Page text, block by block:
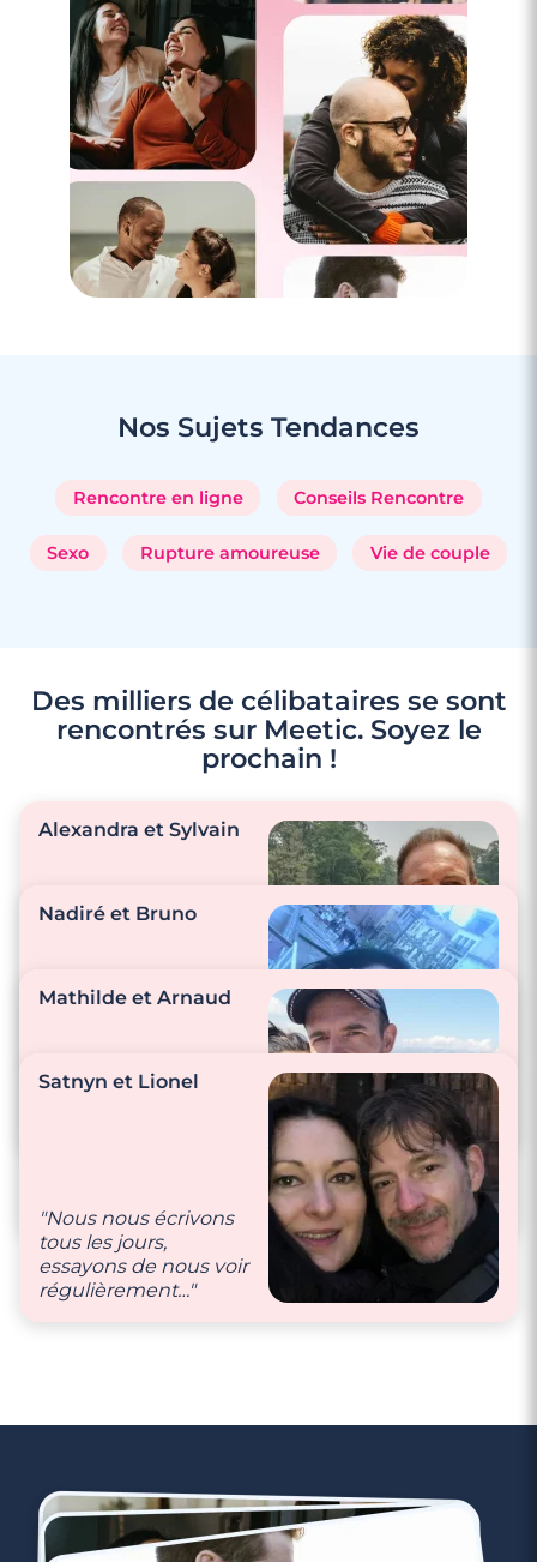
Nos Sujets Tendances
Rencontre en ligne Conseils Rencontre
Sexo Rupture amoureuse Vie de couple
Des milliers de célibataires se sont
rencontrés sur Meetic. Soyez le
prochain !
Alexandra et Sylvain
qui se serre les
Nadiré et Bruno
"Nous sommes hyper
complices, toujours
Mathilde et Arnaud
préparons à manger
l’un pour l’autre."
Satnyn et Lionel
"Nous nous écrivons
tous les jours,
essayons de nous voir
régulièrement…"